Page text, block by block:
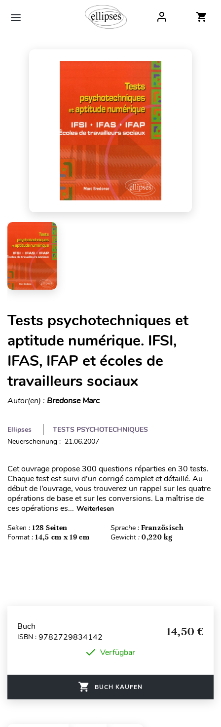
Tests psychotechniques et
aptitude numérique. IFSI,
IFAS, IFAP et écoles de
travailleurs sociaux
Autor(en) : Bredonse Marc
Ellipses
TESTS PSYCHOTECHNIQUES
Neuerscheinung : 21.06.2007
Cet ouvrage propose 300 questions réparties en 30 tests.
Chaque test est suivi d’un corrigé complet et détaillé. Au
début de l’ouvrage, vous trouverez un rappel sur les quatre
opérations de base et sur les conversions. La maîtrise de
ces opérations es... Weiterlesen
Seiten : 128 Seiten Sprache : Französisch
Format : 14,5 cm x 19 cm Gewicht : 0,220 kg
Buch
ISBN : 9782729834142 14,50 €
Verfügbar
BUCH KAUFEN